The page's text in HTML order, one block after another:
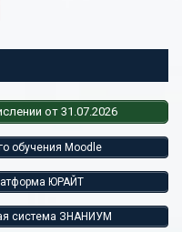
от 31.07.2026
обучения Moodle
ЮРАЙТ
система ЗНАНИУМ